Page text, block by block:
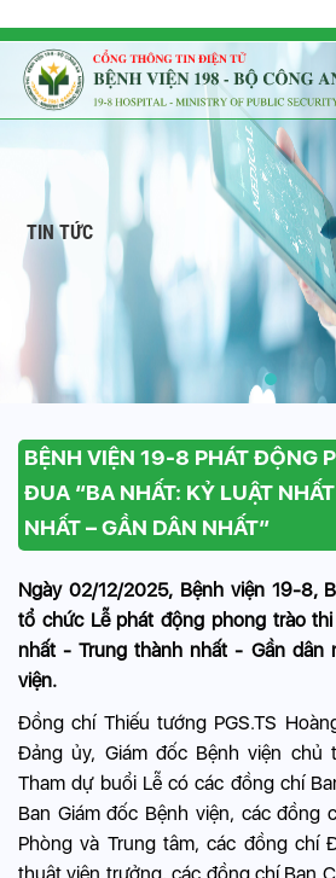
TIN TỨC
BỆNH VIỆN 19-8 PHÁT ĐỘNG
ĐUA “BA NHẤT: KỶ LUẬT
NHẤT – GẦN DÂN NHẤT”
Ngày 02/12/2025, Bệnh viện 19-8,
tổ chức Lễ phát động phong trào
nhất - Trung thành nhất - Gần dân
viện.
Đồng chí Thiếu tướng PGS.TS
Đảng ủy, Giám đốc Bệnh viện chủ
Tham dự buổi Lễ có các đồng chí
Ban Giám đốc Bệnh viện, các đồng
Phòng và Trung tâm, các đồng chí